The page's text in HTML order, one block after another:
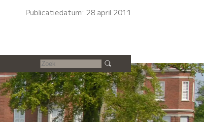
Publicatiedatum: 28 april 2011